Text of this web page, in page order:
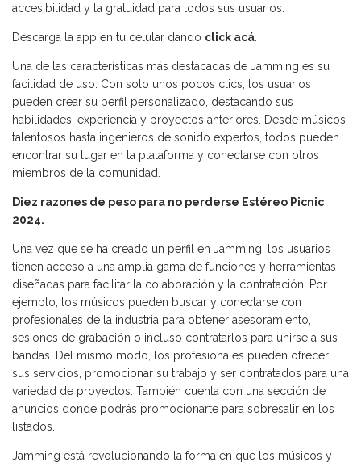
accesibilidad y la gratuidad para todos sus usuarios.
Descarga la app en tu celular dando click acá
Una de las características más destacadas de Jamming es su
facilidad de uso. Con solo unos pocos clics, los usuarios
pueden crear su perfil personalizado, destacando sus
habilidades, experiencia y proyectos anteriores. Desde músicos
talentosos hasta ingenieros de sonido expertos, todos pueden
encontrar su lugar en la plataforma y conectarse con otros
miembros de la comunidad.
Diez razones de peso para no perderse Estéreo Picnic
2024.
Una vez que se ha creado un perfil en Jamming, los usuarios
tienen acceso a una amplia gama de funciones y herramientas
diseñadas para facilitar la colaboración y la contratación. Por
ejemplo, los músicos pueden buscar y conectarse con
profesionales de la industria para obtener asesoramiento,
sesiones de grabación o incluso contratarlos para unirse a sus
bandas. Del mismo modo, los profesionales pueden ofrecer
sus servicios, promocionar su trabajo y ser contratados para una
variedad de proyectos. También cuenta con una sección de
anuncios donde podrás promocionarte para sobresalir en los
listados.
Jamming está revolucionando la forma en que los músicos y